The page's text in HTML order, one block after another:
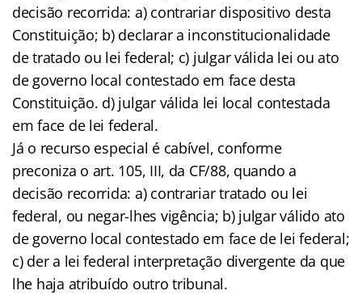
decisão recorrida: a) contrariar dispositivo desta
Constituição; b) declarar a inconstitucionalidade
de tratado ou lei federal; c) julgar válida lei ou ato
de governo local contestado em face desta
Constituição. d) julgar válida lei local contestada
em face de lei federal.
Já o recurso especial é cabível, conforme
preconiza o art. 105, III, da CF/88, quando a
decisão recorrida: a) contrariar tratado ou lei
federal, ou negar-lhes vigência; b) julgar válido ato
de governo local contestado em face de lei federal;
c) der a lei federal interpretação divergente da que
lhe haja atribuído outro tribunal.